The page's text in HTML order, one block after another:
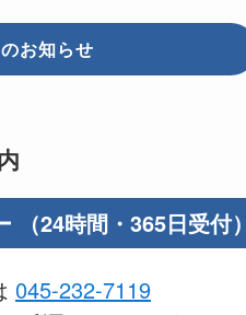
お知らせ
（24時間・365日受付
045-232-7119